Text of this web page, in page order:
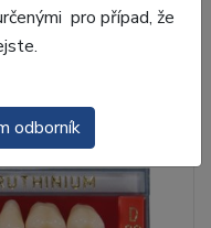
pro případ, že
odborník